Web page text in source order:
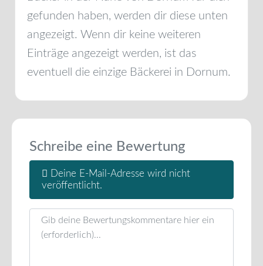
gefunden haben, werden dir diese unten
angezeigt. Wenn dir keine weiteren
Einträge angezeigt werden, ist das
eventuell die einzige Bäckerei in Dornum.
Schreibe eine Bewertung
Deine E-Mail-Adresse wird nicht
veröffentlicht.
Rezensionstext